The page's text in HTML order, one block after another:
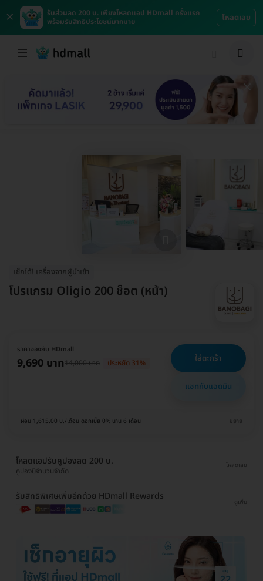
×
รับส่วนลด 200 บ. เพียงโหลดแอป HDmall ครั้งแรก
พร้อมรับสิทธิประโยชน์มากมาย
โหลดเลย
เช็กได้! เครื่องจากผู้นำเข้า
โปรแกรม Oligio 200 ช็อต (หน้า)
ราคาจองกับ HDmall
9,690 บาท14,000 บาท ประหยัด 31% ใส่ตะกร้า
แชทกับแอดมิน
ผ่อน 1,615.00 บ./เดือน ดอกเบี้ย 0% นาน 6 เดือน ขยาย
โหลดแอปรับคูปองลด 200 บ.
คูปองมีจำนวนจำกัด
โหลดเลย
รับสิทธิพิเศษเพิ่มอีกด้วย HDmall Rewards
ดูเพิ่ม